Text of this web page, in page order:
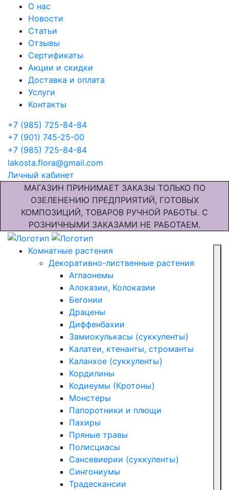
О нас
Новости
Статьи
Отзывы
Сертификаты
Акции и скидки
Доставка и оплата
Услуги
Контакты
+7 (985) 725-84-84
+7 (901) 745-25-00
+7 (985) 725-84-84
lakosta.flora@gmail.com
Личный кабинет
МАГАЗИН ПРИНИМАЕТ ЗАКАЗЫ ТОЛЬКО ПО
ОЗЕЛЕНЕНИЮ ПРЕДПРИЯТИЙ, ГОТОВЫХ
КОМПОЗИЦИЙ, ТОВАРОВ РУЧНОЙ РАБОТЫ. С
РОЗНИЧНЫМИ ЗАКАЗАМИ НЕ РАБОТАЕМ.
Комнатные растения
Декоративно-лиственные растения
Аглаонемы
Алоказии, Колоказии
Бегонии
Драцены
Диффенбахии
Замиокулькасы (суккуленты)
Калатеи, ктенанты, строманты
Каланхое (суккуленты)
Кордилины
Кодиеумы (Кротоны)
Монстеры
Папоротники и плющи
Пахиры
Пряные травы
Полисциасы
Сансевиерии (суккуленты)
Сингониумы
Традескансии